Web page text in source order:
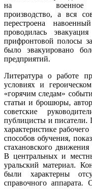
на военное
производство, а вся
перестроена
проводилась
прифронтовой полосы
было эвакуировано
предприятий.
Литература о работе
условиях и
«горячим следам»
статьи и брошюры,
советские
публицисты и писатели.
характеристике
способов обучения,
стахановского
В центральных и
уральский материал.
были характерны
справочного